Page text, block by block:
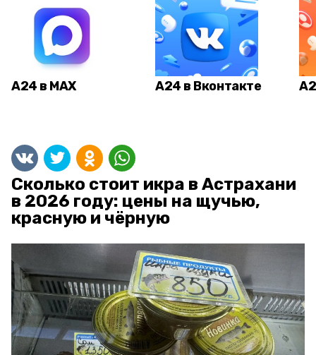
А24 в MAX А24 в Вконтакте
Сколько стоит икра в Астрахани
в 2026 году: цены на щучью,
красную и чёрную